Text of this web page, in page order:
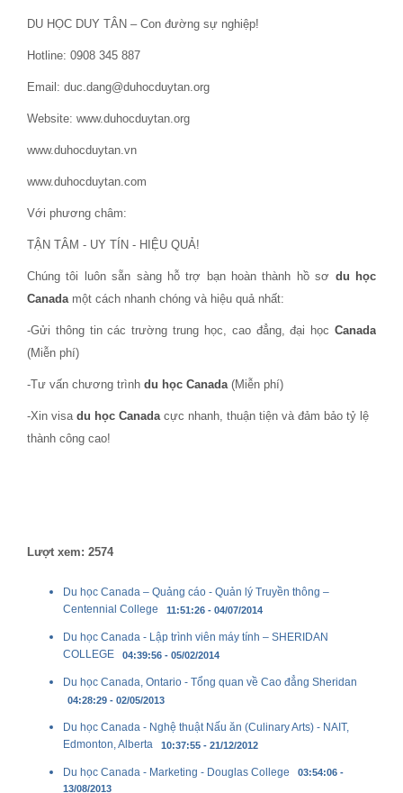
DU HỌC DUY TÂN – Con đường sự nghiệp!
Hotline: 0908 345 887
Email: duc.dang@duhocduytan.org
Website: www.duhocduytan.org
www.duhocduytan.vn
www.duhocduytan.com
Với phương châm:
TẬN TÂM - UY TÍN - HIỆU QUẢ!
Chúng tôi luôn sẵn sàng hỗ trợ bạn hoàn thành hồ sơ du học
Canada một cách nhanh chóng và hiệu quả nhất:
-Gửi thông tin các trường trung học, cao đẳng, đại học Canada
(Miễn phí)
-Tư vấn chương trình du học Canada (Miễn phí)
-Xin visa du học Canada cực nhanh, thuận tiện và đảm bảo tỷ lệ
thành công cao!
Lượt xem: 2574
Du học Canada – Quảng cáo - Quản lý Truyền thông –
Centennial College 11:51:26 - 04/07/2014
Du học Canada - Lập trình viên máy tính – SHERIDAN
COLLEGE 04:39:56 - 05/02/2014
Du học Canada, Ontario - Tổng quan về Cao đẳng Sheridan
04:28:29 - 02/05/2013
Du học Canada - Nghệ thuật Nấu ăn (Culinary Arts) - NAIT,
Edmonton, Alberta 10:37:55 - 21/12/2012
Du học Canada - Marketing - Douglas College 03:54:06 -
13/08/2013